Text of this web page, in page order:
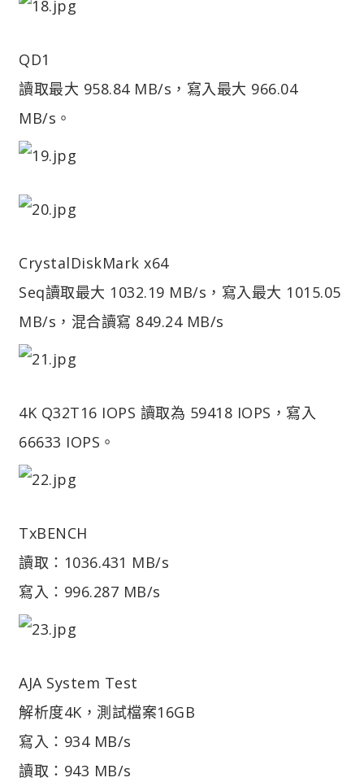
QD1
讀取最大 958.84 MB/s，寫入最大 966.04
MB/s。
CrystalDiskMark x64
Seq讀取最大 1032.19 MB/s，寫入最大 1015.05
MB/s，混合讀寫 849.24 MB/s
4K Q32T16 IOPS 讀取為 59418 IOPS，寫入
66633 IOPS。
TxBENCH
讀取：1036.431 MB/s
寫入：996.287 MB/s
AJA System Test
解析度4K，測試檔案16GB
寫入：934 MB/s
讀取：943 MB/s